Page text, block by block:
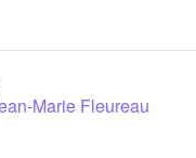
Marie Fleureau